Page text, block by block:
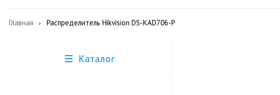
Главная Распределитель Hikvision DS-KAD706-P
Каталог